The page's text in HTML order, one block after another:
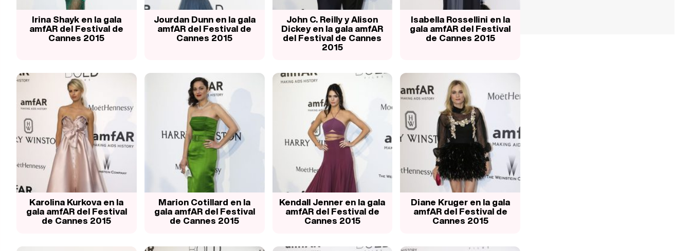
Irina Shayk en la gala
amfAR del Festival de
Cannes 2015
Jourdan Dunn en la gala
amfAR del Festival de
Cannes 2015
John C. Reilly y Alison
Dickey en la gala amfAR
del Festival de Cannes
2015
Isabella Rossellini en la
gala amfAR del Festival
de Cannes 2015
Karolina Kurkova en la
gala amfAR del Festival
de Cannes 2015
Marion Cotillard en la
gala amfAR del Festival
de Cannes 2015
Kendall Jenner en la gala
amfAR del Festival de
Cannes 2015
Diane Kruger en la gala
amfAR del Festival de
Cannes 2015